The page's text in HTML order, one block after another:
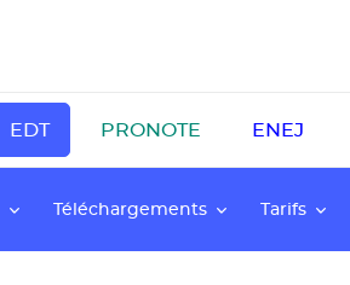
EDT PRONOTE ENEJ
Téléchargements Tarifs